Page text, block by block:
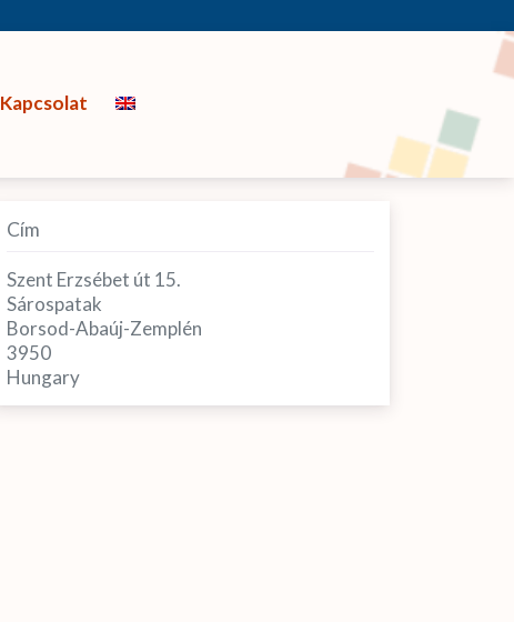
Kapcsolat
Cím
Szent Erzsébet út 15.
Sárospatak
Borsod-Abaúj-Zemplén
3950
Hungary